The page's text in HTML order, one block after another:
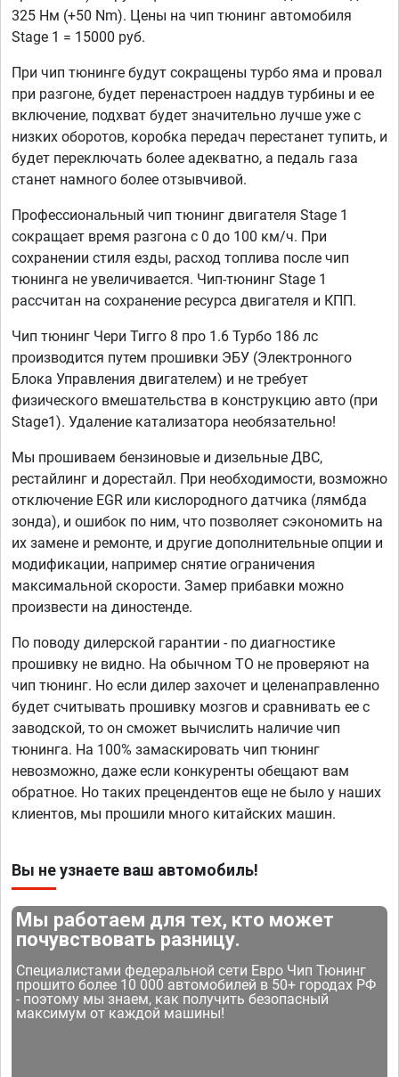
325 Нм (+50 Nm). Цены на чип тюнинг автомобиля
Stage 1 = 15000 руб.
При чип тюнинге будут сокращены турбо яма и провал
при разгоне, будет перенастроен наддув турбины и ее
включение, подхват будет значительно лучше уже с
низких оборотов, коробка передач перестанет тупить, и
будет переключать более адекватно, а педаль газа
станет намного более отзывчивой.
Профессиональный чип тюнинг двигателя Stage 1
сокращает время разгона с 0 до 100 км/ч. При
сохранении стиля езды, расход топлива после чип
тюнинга не увеличивается. Чип-тюнинг Stage 1
рассчитан на сохранение ресурса двигателя и КПП.
Чип тюнинг Чери Тигго 8 про 1.6 Турбо 186 лс
производится путем прошивки ЭБУ (Электронного
Блока Управления двигателем) и не требует
физического вмешательства в конструкцию авто (при
Stage1). Удаление катализатора необязательно!
Мы прошиваем бензиновые и дизельные ДВС,
рестайлинг и дорестайл. При необходимости, возможно
отключение EGR или кислородного датчика (лямбда
зонда), и ошибок по ним, что позволяет сэкономить на
их замене и ремонте, и другие дополнительные опции и
модификации, например снятие ограничения
максимальной скорости. Замер прибавки можно
произвести на диностенде.
По поводу дилерской гарантии - по диагностике
прошивку не видно. На обычном ТО не проверяют на
чип тюнинг. Но если дилер захочет и целенаправленно
будет считывать прошивку мозгов и сравнивать ее с
заводской, то он сможет вычислить наличие чип
тюнинга. На 100% замаскировать чип тюнинг
невозможно, даже если конкуренты обещают вам
обратное. Но таких прецендентов еще не было у наших
клиентов, мы прошили много китайских машин.
Вы не узнаете ваш автомобиль!
Мы работаем для тех, кто может
почувствовать разницу.
Специалистами федеральной сети Евро Чип Тюнинг
прошито более 10 000 автомобилей в 50+ городах РФ
- поэтому мы знаем, как получить безопасный
максимум от каждой машины!